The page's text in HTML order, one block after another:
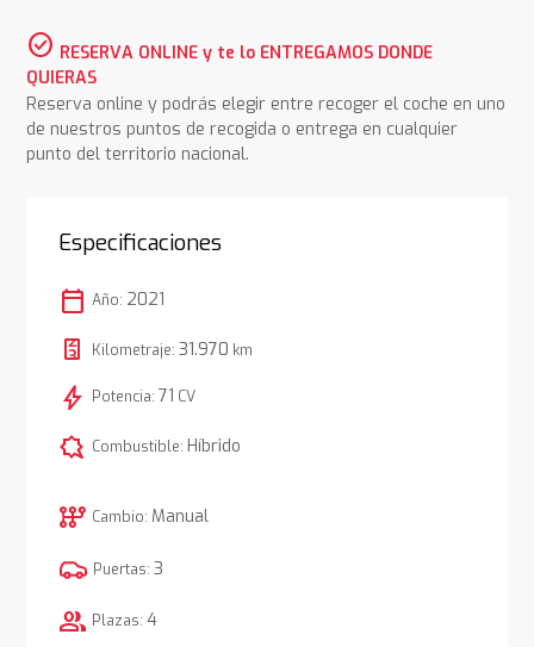
check_circle RESERVA ONLINE y te lo ENTREGAMOS DONDE
QUIERAS
Reserva online y podrás elegir entre recoger el coche en uno
de nuestros puntos de recogida o entrega en cualquier
punto del territorio nacional.
Especificaciones
calendar_today Año: 2021
Kilometraje: 31.970 km
bolt Potencia: 71 CV
comic_bubble Combustible: Híbrido
auto_transmission Cambio: Manual
Puertas: 3
group Plazas: 4